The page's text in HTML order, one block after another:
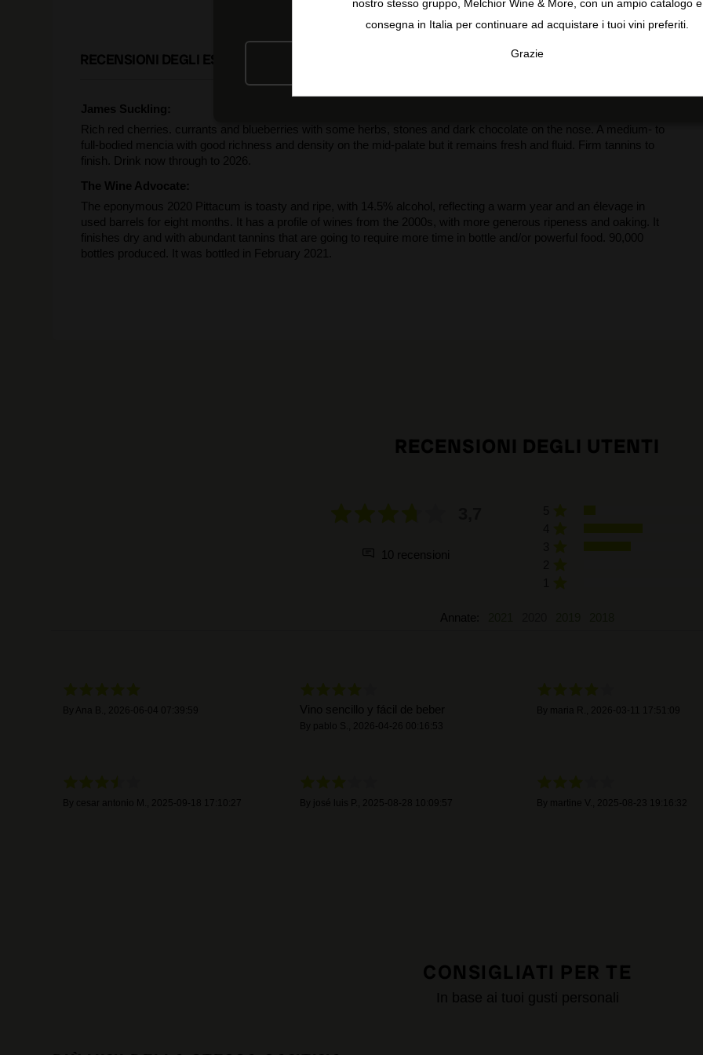
RECENSIONI DEGLI ESPERTI
James Suckling:
Rich red cherries. currants and blueberries with some herbs, stones and dark chocolate on the nose. A medium- to
full-bodied mencia with good richness and density on the mid-palate but it remains fresh and fluid. Firm tannins to
finish. Drink now through to 2026.
The Wine Advocate:
The eponymous 2020 Pittacum is toasty and ripe, with 14.5% alcohol, reflecting a warm year and an élevage in
used barrels for eight months. It has a profile of wines from the 2000s, with more generous ripeness and oaking. It
finishes dry and with abundant tannins that are going to require more time in bottle and/or powerful food. 90,000
bottles produced. It was bottled in February 2021.
RECENSIONI DEGLI UTENTI
10 recensioni
Annate:
2026-06-04 07:39:59 Vino sencillo y fácil de beber
pablo S. 2026-04-26 00:16:53
2026-03-11 17:51:09
cesar antonio M. 2025-09-18 17:10:27 josé luis P. 2025-08-28 10:09:57 martine V. 2025-08-23 19:16:32
CONSIGLIATI PER TE
In base ai tuoi gusti personali
nostro stesso gruppo, Melchior Wine & More, con un ampio catalogo e
consegna in Italia per continuare ad acquistare i tuoi vini preferiti.
Grazie